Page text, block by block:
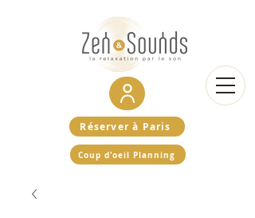
Réserver à Paris
Coup d'oeil Planning